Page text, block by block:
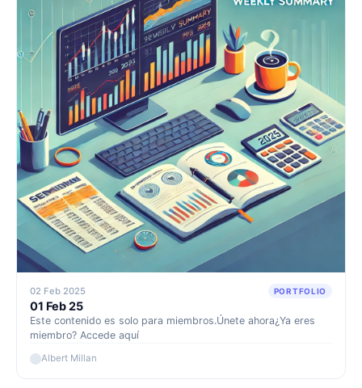
02 Feb 2025 PORTFOLIO
01 Feb 25
Este contenido es solo para miembros.Únete ahora¿Ya eres
miembro? Accede aquí
Albert Millan